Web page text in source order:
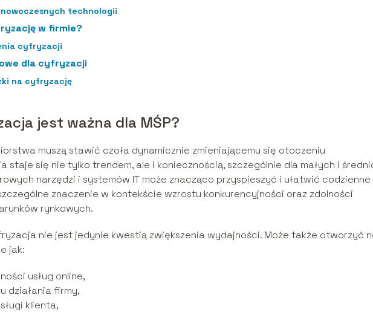
technologii
w firmie?
cyfryzacji
dla cyfryzacji
na cyfryzację
jest ważna dla MŚP?
muszą stawić czoła dynamicznie zmieniającemu się otoczeniu
staje się nie tylko trendem, ale i koniecznością, szczególnie dla małych i
narzędzi i systemów IT może znacząco przyspieszyć i ułatwić codzienne
znaczenie w kontekście wzrostu konkurencyjności oraz zdolności
rynkowych.
nie jest jedynie kwestią zwiększenia wydajności. Może także otworzyć
jak:
usług online,
działania firmy,
klienta,